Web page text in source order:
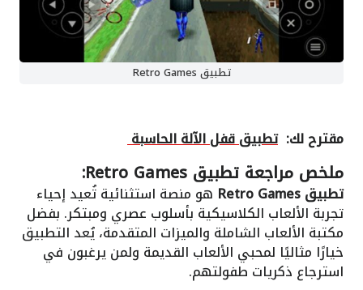
تطبيق Retro Games
مقترح لك:تطبيق قفل الآلة الحاسبة
ملخص مراجعة تطبيق Retro Games:
تطبيق Retro Games هو منصة استثنائية تُعيد إحياء
تجربة الألعاب الكلاسيكية بأسلوب عصري ومبتكر. بفضل
مكتبة الألعاب الشاملة والميزات المتقدمة، يُعد التطبيق
خيارًا مثاليًا لمحبي الألعاب القديمة ولمن يرغبون في
استرجاع ذكريات طفولتهم.